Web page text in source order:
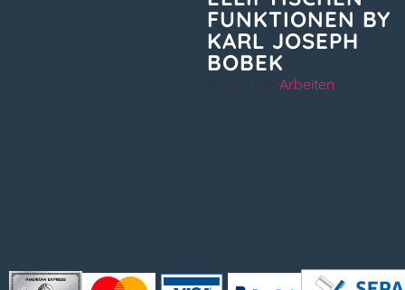
FUNKTIONEN BY
KARL JOSEPH
BOBEK
Kategorie:Arbeiten